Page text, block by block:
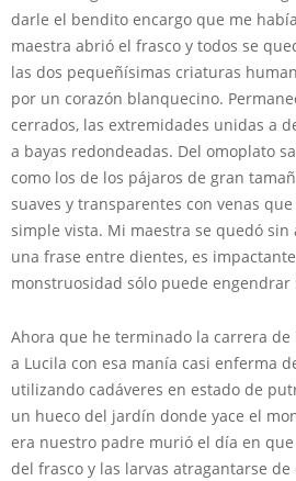
darle el bendito encargo que me
maestra abrió el frasco y todos se
las dos pequeñísimas criaturas
por un corazón blanquecino.
cerrados, las extremidades unidas a
a bayas redondeadas. Del omoplato
como los de los pájaros de gran
suaves y transparentes con venas
simple vista. Mi maestra se quedó
una frase entre dientes, es
monstruosidad sólo puede
Ahora que he terminado la carrera
a Lucila con esa manía casi enferma
utilizando cadáveres en estado de
un hueco del jardín donde yace el
era nuestro padre murió el día en
del frasco y las larvas atragantarse